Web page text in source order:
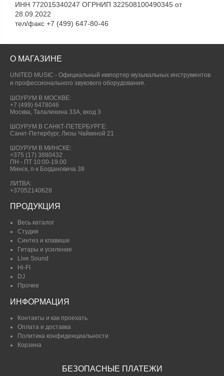
ИНН 772015340247 ОГРНИП 322508100490345 от
28.09.2022
тел/факс +7 (499) 647-80-46
О МАГАЗИНЕ
UNITED MUSIC - Официальный импортер музыкальных инструментов
и профессионального звукового оборудования.
ШОУРУМ В МОСКВЕ:
+7 (499) 6478046
Москва, Талалихина 33А, вход 3
ШОУРУМ В САНКТ-ПЕТЕРБУРГЕ:
Санкт-Петербург, Лизы Чайкиной 21
ШОУРУМ В МИНСКЕ:
+375 (17) 3880432
ПН - ПТ 10:00-19.00
Минск, п-к Богдановича 38
ЛИТВА:
+37052140628
ПРОДУКЦИЯ
Весь каталог
Студия
Синтез и клавиши
Гитары и усиление
Live Sound
Hi-FI
DJ
Прочее
ИНФОРМАЦИЯ
Контакты и как проехать
Оплата и доставка
Политика конфиденциальности
Корзина
БЕЗОПАСНЫЕ ПЛАТЕЖИ